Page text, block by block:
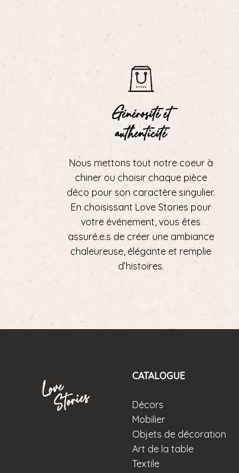
Générosité et
authenticité
Nous mettons tout notre coeur à
chiner ou choisir chaque pièce
déco pour son caractère singulier.
En choisissant Love Stories pour
votre événement, vous êtes
assuré.e.s de créer une ambiance
chaleureuse, élégante et remplie
d’histoires.
CATALOGUE
Décors
Mobilier
Objets de décoration
Art de la table
Textile